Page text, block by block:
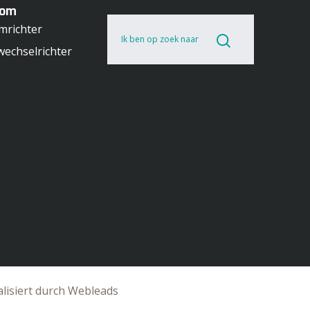
Ik ben op zoek naar
durch Webleads